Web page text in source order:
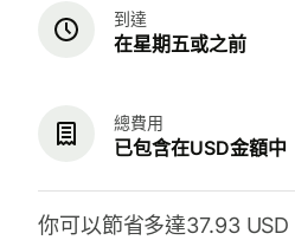
到達
在星期五或之前
總費用
已包含在USD金額中
你可以節省多達37.93 USD